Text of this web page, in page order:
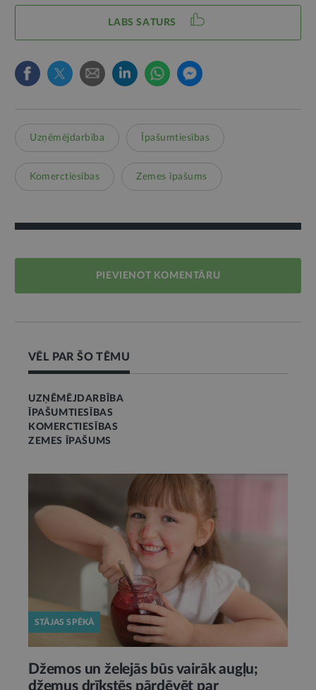
LABS SATURS
Uzņēmējdarbība Īpašumtiesības
Komerctiesības Zemes īpašums
PIEVIENOT KOMENTĀRU
VĒL PAR ŠO TĒMU
UZŅĒMĒJDARBĪBA
ĪPAŠUMTIESĪBAS
KOMERCTIESĪBAS
ZEMES ĪPAŠUMS
STĀJAS SPĒKĀ
Džemos un želejās būs vairāk augļu;
džemus drīkstēs pārdēvēt par